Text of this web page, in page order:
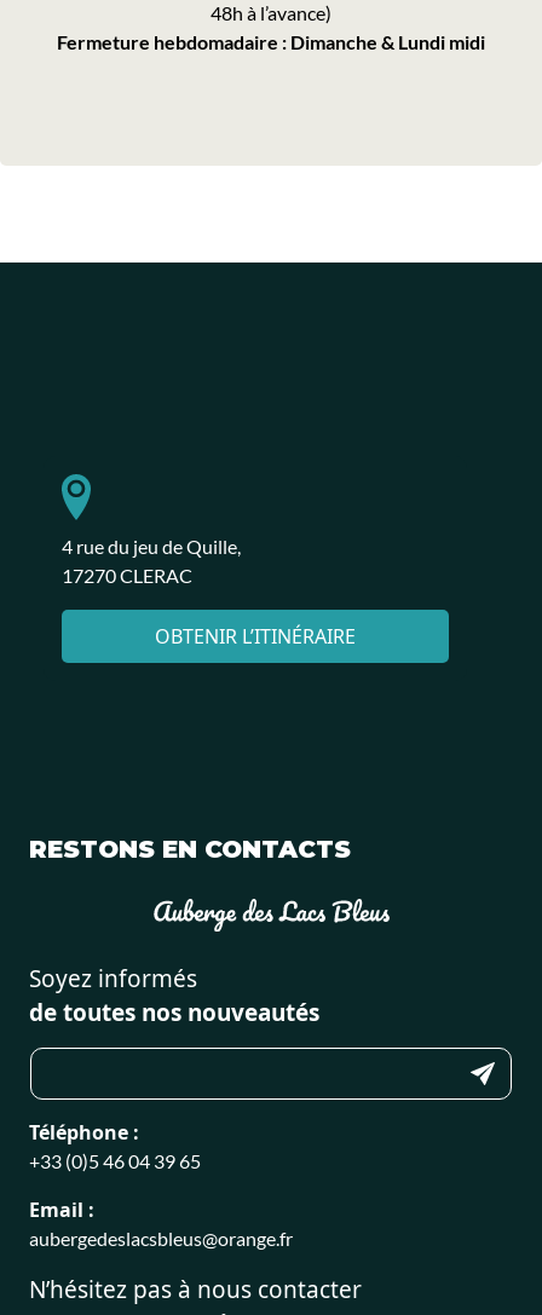
48h à l’avance)
Fermeture hebdomadaire : Dimanche & Lundi midi
4 rue du jeu de Quille,
17270 CLERAC
OBTENIR L’ITINÉRAIRE
RESTONS EN CONTACTS
Soyez informés
de toutes nos nouveautés
Téléphone :
+33 (0)5 46 04 39 65
Email :
aubergedeslacsbleus@orange.fr
N’hésitez pas à nous contacter